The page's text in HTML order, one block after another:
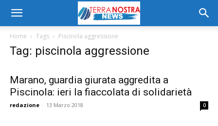
Home Tags Piscinola aggressione
Tag: piscinola aggressione
Marano, guardia giurata aggredita a
Piscinola: ieri la fiaccolata di solidarietà
redazione - 13 Marzo 2018 0